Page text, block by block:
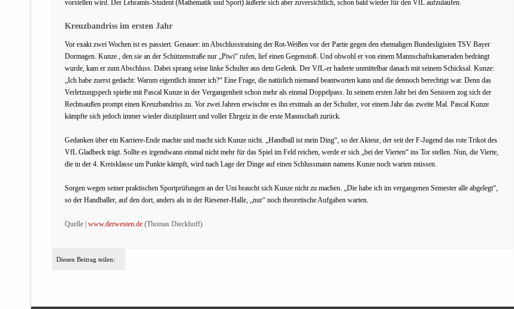
vorstellen wird. Der Lehramts-Student (Mathematik und Sport) äußerte sich aber zuversichtlich, schon bald wieder für den VfL aufzulaufen.
Kreuzbandriss im ersten Jahr
Vor exakt zwei Wochen ist es passiert. Genauer: im Abschlusstraining der Rot-Weißen vor der Partie gegen den ehemaligen Bundesligisten TSV Bayer
Dormagen. Kunze , den sie an der Schützenstraße nur „Piwi“ rufen, lief einen Gegenstoß. Und obwohl er von einem Mannschaftskameraden bedrängt
wurde, kam er zum Abschluss. Dabei sprang seine linke Schulter aus dem Gelenk. Der VfL-er haderte unmittelbar danach mit seinem Schicksal. Kunze:
„Ich habe zuerst gedacht: Warum eigentlich immer ich?“ Eine Frage, die natürlich niemand beantworten kann und die dennoch berechtigt war. Denn das
Verletzungspech spielte mit Pascal Kunze in der Vergangenheit schon mehr als einmal Doppelpass. In seinem ersten Jahr bei den Senioren zog sich der
Rechtsaußen prompt einen Kreuzbandriss zu. Vor zwei Jahren erwischte es ihn erstmals an der Schulter, vor einem Jahr das zweite Mal. Pascal Kunze
kämpfte sich jedoch immer wieder diszipliniert und voller Ehrgeiz in die erste Mannschaft zurück.
Gedanken über ein Karriere-Ende machte und macht sich Kunze nicht. „Handball ist mein Ding“, so der Akteur, der seit der F-Jugend das rote Trikot des
VfL Gladbeck trägt. Sollte es irgendwann einmal nicht mehr für das Spiel im Feld reichen, werde er sich „bei der Vierten“ ins Tor stellen. Nun, die Vierte,
die in der 4. Kreisklasse um Punkte kämpft, wird nach Lage der Dinge auf einen Schlussmann namens Kunze noch warten müssen.
Sorgen wegen seiner praktischen Sportprüfungen an der Uni braucht sich Kunze nicht zu machen. „Die habe ich im vergangenen Semester alle abgelegt“,
so der Handballer, auf den dort, anders als in der Riesener-Halle, „nur“ noch theoretische Aufgaben warten.
Quelle | www.derwesten.de (Thomas Dieckhoff)
Diesen Beitrag teilen: